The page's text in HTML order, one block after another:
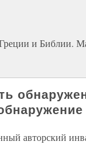
и Библии.
авторский